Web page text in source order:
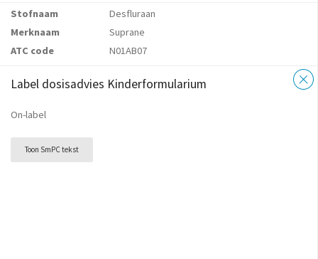
Stofnaam
Desfluraan
Merknaam
Suprane
ATC code
N01AB07
Label dosisadvies Kinderformularium
On-label
Toon SmPC tekst